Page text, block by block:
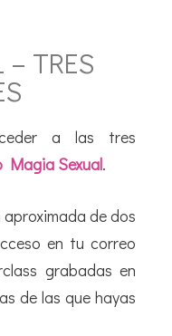
– TRES
a las tres
Magia Sexual.
de dos
en tu correo
grabadas en
de las que hayas